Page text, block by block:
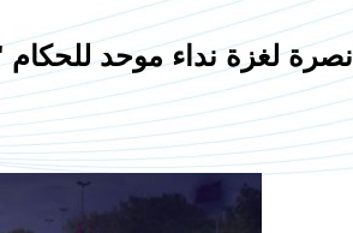
نصرة لغزة نداء موحد للحكام